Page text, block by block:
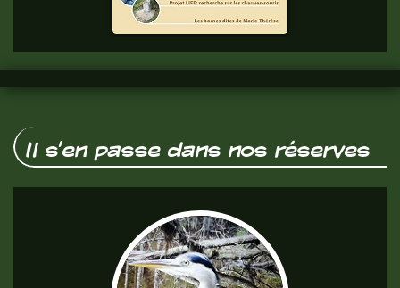
vous.
Il s'en passe dans nos réserves